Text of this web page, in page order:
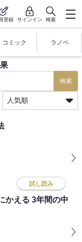
登録 サインイン 検索
コミック ラノベ
検索
人気順
試し読み
かえる 3年間の中